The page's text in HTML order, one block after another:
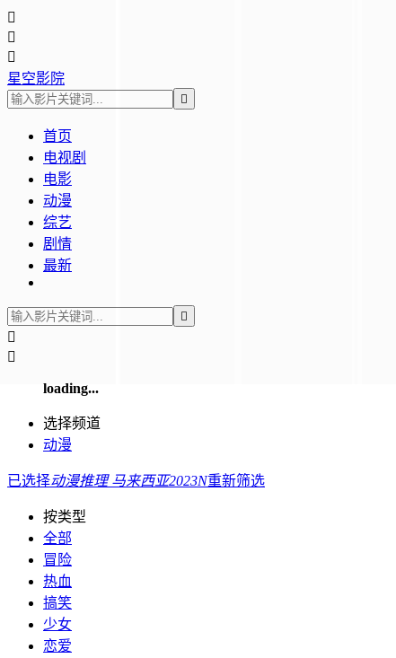



星空影院

首页
电视剧
电影
动漫
综艺
剧情
最新



loading...
选择频道
动漫
已选择动漫推理马来西亚2023N重新筛选
按类型
全部
冒险
热血
搞笑
少女
恋爱